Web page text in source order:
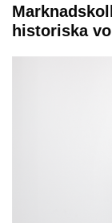
historiska